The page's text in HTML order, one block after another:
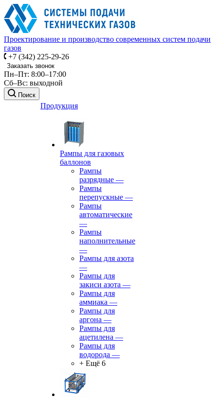
Проектирование и производство современных систем подачи
газов
+7 (342) 225-29-26
Заказать звонок
Пн–Пт: 8:00–17:00
Сб–Вс: выходной
Поиск
Продукция
Рампы для газовых
баллонов
Рампы
разрядные —
Рампы
перепускные —
Рампы
автоматические
—
Рампы
наполнительные
—
Рампы для азота
—
Рампы для
закиси азота —
Рампы для
аммиака —
Рампы для
аргона —
Рампы для
ацетилена —
Рампы для
водорода —
+ Ещё 6